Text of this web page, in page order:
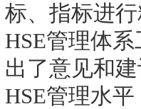
标、指标进
HSE管理体
出了意见和
HSE管理水